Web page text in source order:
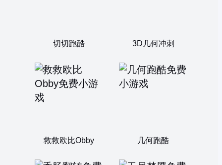
切切跑酷 3D几何冲刺
救救欧比Obby 几何跑酷